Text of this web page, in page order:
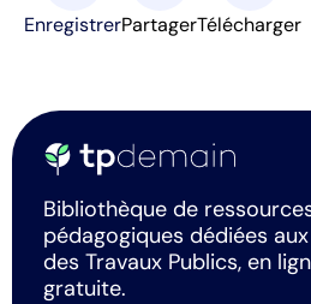
EnregistrerPartagerTélécharger
Bibliothèque de
pédagogiques dédiées
des Travaux Publics, en
gratuite.